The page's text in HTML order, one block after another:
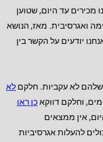
מכירים עד היום, שטוען
ואגרסיבית. מאז, הנושא
יודעים על הקשר בין
שלהם לא עקביות. חלקםלא
וחלקם דווקאכן ראו
אין ממצאים
להעלות אגרסיביות